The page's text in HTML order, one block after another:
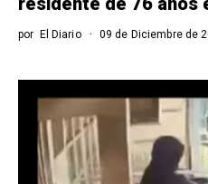
por El Diario 09 de Diciembre de